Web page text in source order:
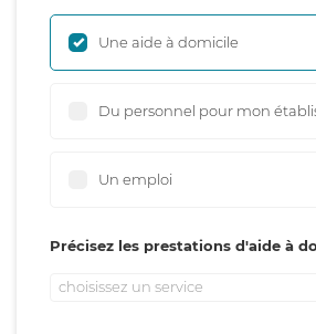
Une aide à domicile
Du personnel pour mon
Un emploi
Précisez les prestations d'aide à
choisissez un service